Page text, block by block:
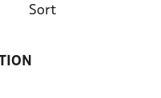
Sort